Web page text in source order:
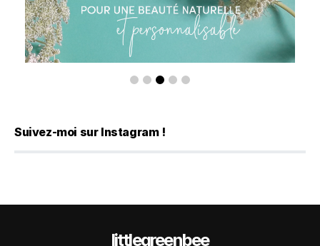
Suivez-moi sur Instagram !
littlegreenbee